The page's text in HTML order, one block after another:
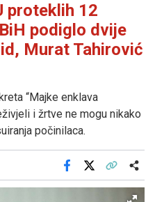
proteklih 12
podiglo dvije
Murat Tahirović
“Majke enklava
i žrtve ne mogu nikako
počinilaca.
Facebook